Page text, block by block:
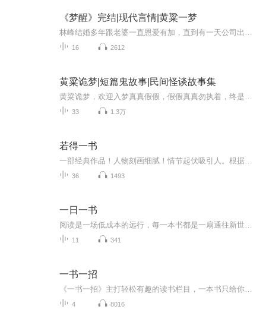
《梦醒》完结|现代言情|黄粱一梦
16 2612
黄粱诡梦|短篇鬼故事|民间怪谈故事集
33 1.3万
若得一书
36 1493
一日一书
11 341
一书一招
4 8016